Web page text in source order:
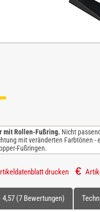
mit Rollen-Fußring. Nicht
mit veränderten Farbtönen -
Fußringen.
drucken
4,57 (7 Bewertungen)